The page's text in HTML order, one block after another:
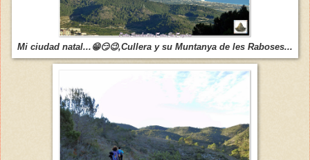
Mi ciudad natal...😁😏😉,Cullera y su Muntanya de les Raboses...